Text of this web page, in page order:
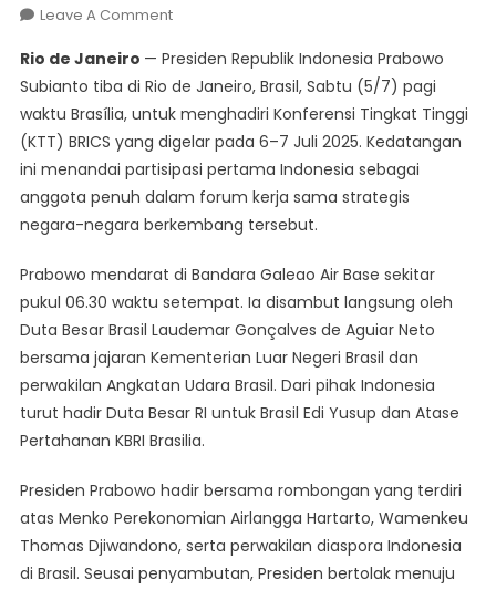
Leave A CommentOn
Di
KTT
BRICS,
Presiden
Prabowo
Sampaikan
Posisi
Sebagai
‘Bridge
Builder
Rio de Janeiro — Presiden Republik Indonesia Prabowo
Subianto tiba di Rio de Janeiro, Brasil, Sabtu (5/7) pagi
waktu Brasília, untuk menghadiri Konferensi Tingkat Tinggi
(KTT) BRICS yang digelar pada 6–7 Juli 2025. Kedatangan
ini menandai partisipasi pertama Indonesia sebagai
anggota penuh dalam forum kerja sama strategis
negara-negara berkembang tersebut.
Prabowo mendarat di Bandara Galeao Air Base sekitar
pukul 06.30 waktu setempat. Ia disambut langsung oleh
Duta Besar Brasil Laudemar Gonçalves de Aguiar Neto
bersama jajaran Kementerian Luar Negeri Brasil dan
perwakilan Angkatan Udara Brasil. Dari pihak Indonesia
turut hadir Duta Besar RI untuk Brasil Edi Yusup dan Atase
Pertahanan KBRI Brasilia.
Presiden Prabowo hadir bersama rombongan yang terdiri
atas Menko Perekonomian Airlangga Hartarto, Wamenkeu
Thomas Djiwandono, serta perwakilan diaspora Indonesia
di Brasil. Seusai penyambutan, Presiden bertolak menuju